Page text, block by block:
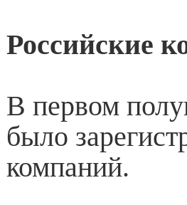
Российские
В первом
было
компаний.